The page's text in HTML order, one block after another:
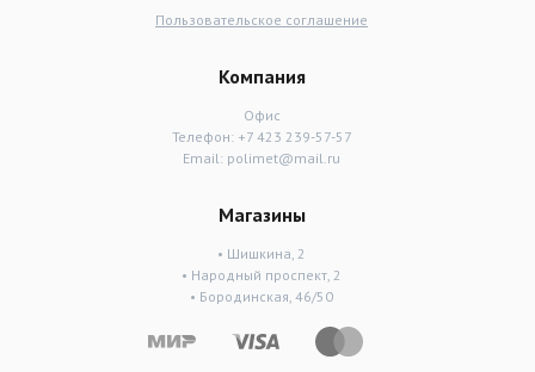
Пользовательское соглашение
Компания
Офис
Телефон: +7 423 239-57-57
Email: polimet@mail.ru
Магазины
• Шишкина, 2
• Народный проспект, 2
• Бородинская, 46/50